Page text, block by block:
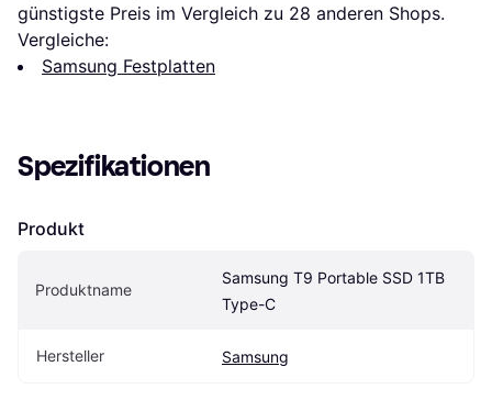
günstigste Preis im Vergleich zu 28 anderen Shops.
Vergleiche:
Samsung Festplatten
Spezifikationen
Produkt
Produktname
Samsung T9 Portable SSD 1TB
Type-C
Hersteller Samsung